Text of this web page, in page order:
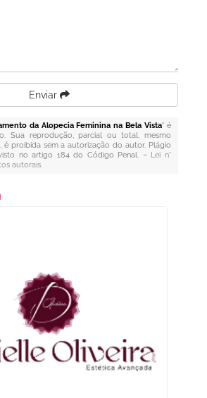
Enviar
da Alopecia Feminina na Bela Vista" é
Sua reprodução, parcial ou total, mesmo
é proibida sem a autorização do autor. Plágio
no artigo 184 do Código Penal. – Lei n°
autorais.